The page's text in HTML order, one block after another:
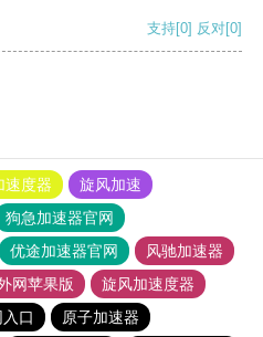
支持[0] 反对[0]
速度器
旋风加速
狗急加速器官网
优途加速器官网
风驰加速器
网苹果版
旋风加速度器
口
原子加速器